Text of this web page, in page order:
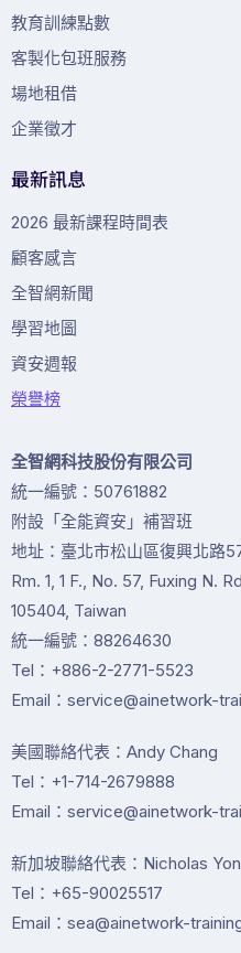
教育訓練點數
客製化包班服務
場地租借
企業徵才
最新訊息
2026 最新課程時間表
顧客感言
全智網新聞
學習地圖
資安週報
榮譽榜
全智網科技股份有限公司
統一編號：50761882
附設「全能資安」補習班
地址：臺北市松山區復興北路
Rm. 1, 1 F., No. 57, Fuxing N.
105404, Taiwan
統一編號：88264630
Tel：+886-2-2771-5523
Email：service@ainetwork-
美國聯絡代表：Andy Chang
Tel：+1-714-2679888
Email：service@ainetwork-
新加坡聯絡代表：Nicholas
Tel：+65-90025517
Email：sea@ainetwork-